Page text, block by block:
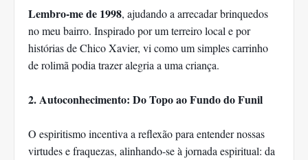
Lembro-me de 1998, ajudando a arrecadar brinquedos
no meu bairro. Inspirado por um terreiro local e por
histórias de Chico Xavier, vi como um simples carrinho
de rolimã podia trazer alegria a uma criança.
2. Autoconhecimento: Do Topo ao Fundo do Funil
O espiritismo incentiva a reflexão para entender nossas
virtudes e fraquezas, alinhando-se à jornada espiritual: da